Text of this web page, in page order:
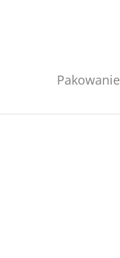
Pakowanie